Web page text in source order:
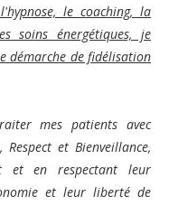
le coaching, la
soins énergétiques, je
démarche de fidélisation
mes patients avec
Respect et Bienveillance,
et en respectant leur
et leur liberté de